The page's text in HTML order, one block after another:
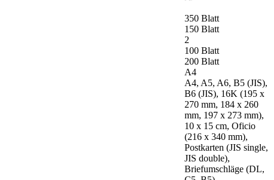
350 Blatt
150 Blatt
2
100 Blatt
200 Blatt
A4
A4, A5, A6, B5 (JIS),
B6 (JIS), 16K (195 x
270 mm, 184 x 260
mm, 197 x 273 mm),
10 x 15 cm, Oficio
(216 x 340 mm),
Postkarten (JIS single,
JIS double),
Briefumschläge (DL,